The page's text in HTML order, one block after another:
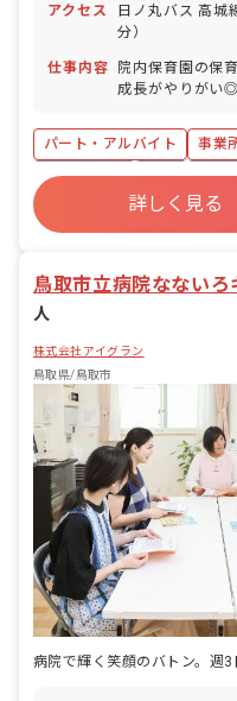
アクセス
日ノ丸バス 高城
分）
仕事内容
院内保育園の保
成長がやりがい
食事・睡眠・排
・集団生活を通
の計画・実行、
パート・アルバイト
事業
ブランクOK
有給
福利
産休育休制度
未経験歓迎
詳しく見る
鳥取市立病院なないろ
人
株式会社アイグラン
鳥取県/鳥取市